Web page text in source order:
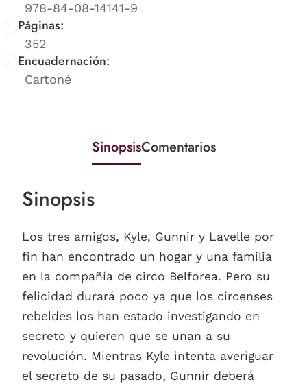
978-84-08-14141-9
Páginas:
352
Encuadernación:
Cartoné
SinopsisComentarios
Sinopsis
Los tres amigos, Kyle, Gunnir y Lavelle por
fin han encontrado un hogar y una familia
en la compañía de circo Belforea. Pero su
felicidad durará poco ya que los circenses
rebeldes los han estado investigando en
secreto y quieren que se unan a su
revolución. Mientras Kyle intenta averiguar
el secreto de su pasado, Gunnir deberá